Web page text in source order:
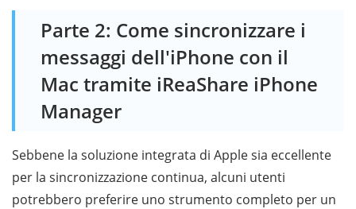
Parte 2: Come sincronizzare i
messaggi dell'iPhone con il
Mac tramite iReaShare iPhone
Manager
Sebbene la soluzione integrata di Apple sia eccellente
per la sincronizzazione continua, alcuni utenti
potrebbero preferire uno strumento completo per un